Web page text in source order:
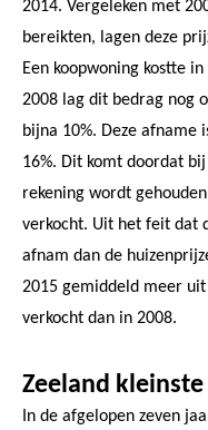
2014. Vergeleken met
bereikten, lagen deze
Een koopwoning kostte
2008 lag dit bedrag nog
bijna 10%. Deze afname
16%. Dit komt doordat
rekening wordt
verkocht. Uit het feit dat
afnam dan de
2015 gemiddeld meer
verkocht dan in 2008.
Zeeland
In de afgelopen zeven